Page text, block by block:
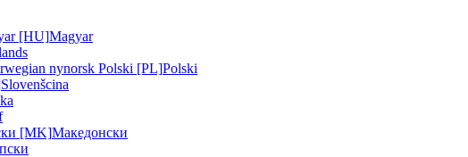
[HU]Magyar
nynorsk Polski [PL]Polski
Slovenšcina
[MK]Македонски